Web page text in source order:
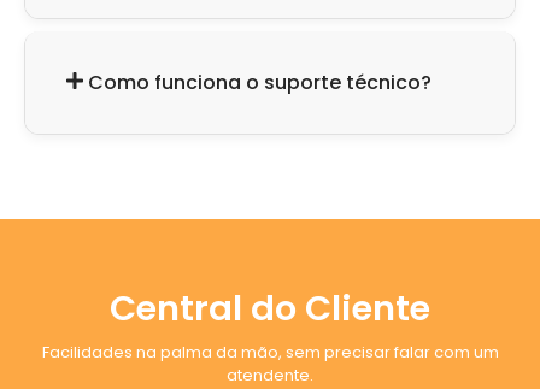
Como funciona o suporte técnico?
Central do Cliente
Facilidades na palma da mão, sem precisar falar com um
atendente.